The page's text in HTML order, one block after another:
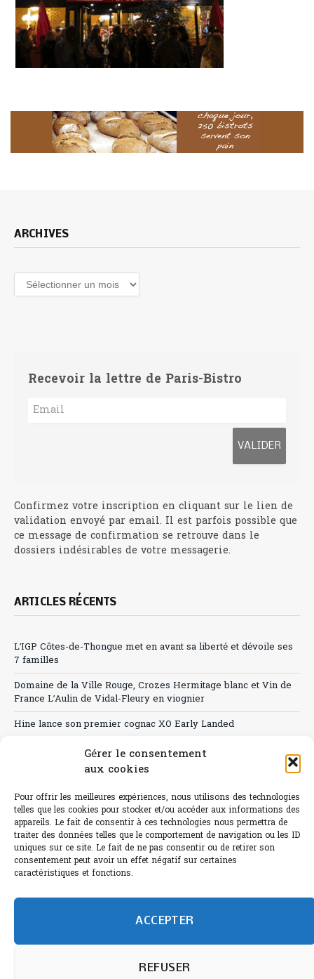
Gérer le consentement
aux cookies
Pour offrir les meilleures expériences, nous utilisons des technologies
telles que les cookies pour stocker et/ou accéder aux informations des
appareils. Le fait de consentir à ces technologies nous permettra de
traiter des données telles que le comportement de navigation ou les ID
uniques sur ce site. Le fait de ne pas consentir ou de retirer son
consentement peut avoir un effet négatif sur certaines
caractéristiques et fonctions.
ACCEPTER
REFUSER
ARCHIVES
Archives
Recevoir la lettre de Paris-Bistro
Confirmez votre inscription en cliquant sur le lien de
validation envoyé par email. Il est parfois possible que
ce message de confirmation se retrouve dans le
dossiers indésirables de votre messagerie.
ARTICLES RÉCENTS
L’IGP Côtes-de-Thongue met en avant sa liberté et dévoile ses
7 familles
Domaine de la Ville Rouge, Crozes Hermitage blanc et Vin de
France L’Aulin de Vidal-Fleury en viognier
Hine lance son premier cognac XO Early Landed
Canicule : A quand le CHR à « l’heure espagnole » ?
Sélection de rosés 2026
L'abus d'alcool est dangereux pour la santé.
humain et 0% IA de Paris Bistro Editions - SARL de Presse -
Informations légales etRGPD